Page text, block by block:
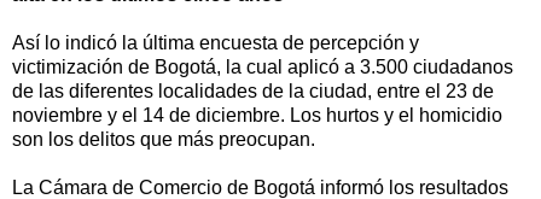
Así lo indicó la última encuesta de percepción y
victimización de Bogotá, la cual aplicó a 3.500 ciudadanos
de las diferentes localidades de la ciudad, entre el 23 de
noviembre y el 14 de diciembre. Los hurtos y el homicidio
son los delitos que más preocupan.
La Cámara de Comercio de Bogotá informó los resultados